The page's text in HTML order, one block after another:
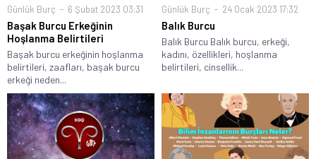
Günlük Burç 6 Şubat 2023 03:31
Başak Burcu Erkeğinin
Hoşlanma Belirtileri
Başak burcu erkeğinin hoşlanma
belirtileri, zaafları, başak burcu
erkeği neden...
Günlük Burç 24 Ocak 2023 17:32
Balık Burcu
Balık Burcu Balık burcu, erkeği,
kadını, özellikleri, hoşlanma
belirtileri, cinsellik...